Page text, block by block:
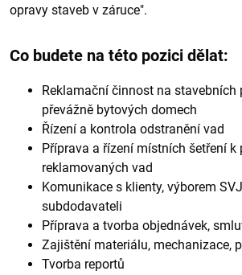
opravy staveb v záruce".
Co budete na této pozici dělat:
Reklamační činnost na stavebních
převážně bytových domech
Řízení a kontrola odstranění vad
Příprava a řízení místních šetření k
reklamovaných vad
Komunikace s klienty, výborem
subdodavateli
Příprava a tvorba objednávek,
Zajištění materiálu, mechanizace,
Tvorba reportů